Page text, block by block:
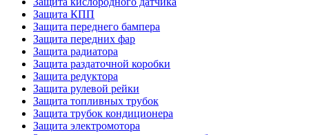
Защита КПП
Защита переднего бампера
Защита передних фар
Защита радиатора
Защита раздаточной коробки
Защита редуктора
Защита рулевой рейки
Защита топливных трубок
Защита трубок кондиционера
Защита электромотора